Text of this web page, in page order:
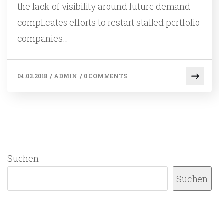
the lack of visibility around future demand
complicates efforts to restart stalled portfolio
companies…
04.03.2018 / ADMIN / 0 COMMENTS
Suchen
Suchen